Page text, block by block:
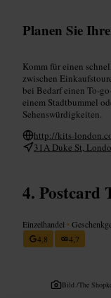
Planen Sie
Komm für einen
zwischen
bei Bedarf einen To-
einem Stadtbummel
Sehenswürdigkeiten.
http://kits-
31A Duke St,
Postcard
Einzelhandel •
4,8
4,7
Bild /The